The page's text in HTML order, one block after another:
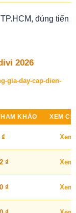
đúng tiến
2026
gia-day-cap-dien-
KHẢO XEM
₫
₫